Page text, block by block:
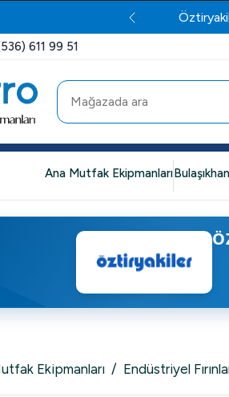
611 99 51
Ana Mutfak Ekipmanları
Ekipmanları / Endüstriyel